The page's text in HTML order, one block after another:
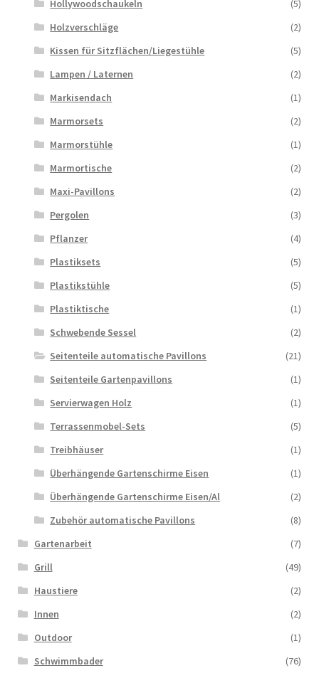
Hollywoodschaukeln
(5)
Holzverschläge
(2)
Kissen für Sitzflächen/Liegestühle
(5)
Lampen / Laternen
(2)
Markisendach
(1)
Marmorsets
(2)
Marmorstühle
(1)
Marmortische
(2)
Maxi-Pavillons
(2)
Pergolen
(3)
Pflanzer
(4)
Plastiksets
(5)
Plastikstühle
(5)
Plastiktische
(1)
Schwebende Sessel
(2)
Seitenteile automatische Pavillons
(21)
Seitenteile Gartenpavillons
(1)
Servierwagen Holz
(1)
Terrassenmobel-Sets
(5)
Treibhäuser
(1)
Überhängende Gartenschirme Eisen
(1)
Überhängende Gartenschirme Eisen/Al
(2)
Zubehör automatische Pavillons
(8)
Gartenarbeit
(7)
Grill
(49)
Haustiere
(2)
Innen
(2)
Outdoor
(1)
Schwimmbader
(76)